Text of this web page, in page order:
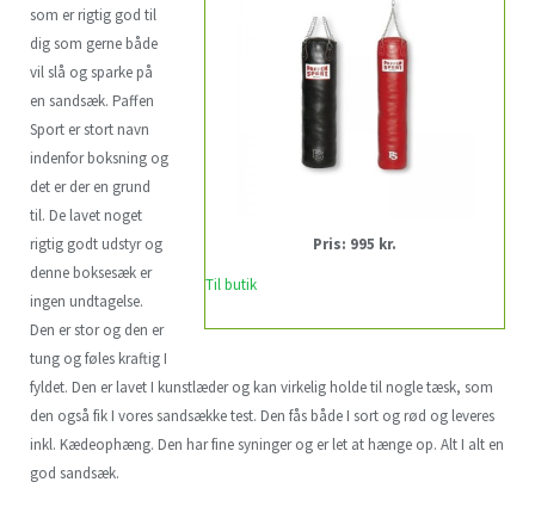
Pris: 995 kr.
Til butik
som er rigtig god til
dig som gerne både
vil slå og sparke på
en sandsæk. Paffen
Sport er stort navn
indenfor boksning og
det er der en grund
til. De lavet noget
rigtig godt udstyr og
denne boksesæk er
ingen undtagelse.
Den er stor og den er
tung og føles kraftig I
fyldet. Den er lavet I kunstlæder og kan virkelig holde til nogle tæsk, som
den også fik I vores sandsække test. Den fås både I sort og rød og leveres
inkl. Kædeophæng. Den har fine syninger og er let at hænge op. Alt I alt en
god sandsæk.